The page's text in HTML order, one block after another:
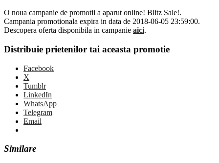
O noua campanie de promotii a aparut online! Blitz Sale!.
Campania promotionala expira in data de 2018-06-05 23:59:00.
Descopera oferta disponibila in campanie aici.
Distribuie prietenilor tai aceasta promotie
Facebook
X
Tumblr
LinkedIn
WhatsApp
Telegram
Email
Similare